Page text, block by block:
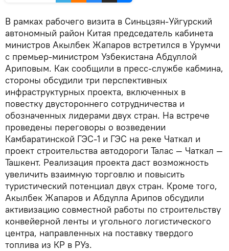
В рамках рабочего визита в Синьцзян-Уйгурский
автономный район Китая председатель кабинета
министров Акылбек Жапаров встретился в Урумчи
с премьер-министром Узбекистана Абдуллой
Ариповым. Как сообщили в пресс-службе кабмина,
стороны обсудили три перспективных
инфраструктурных проекта, включенных в
повестку двустороннего сотрудничества и
обозначенных лидерами двух стран. На встрече
проведены переговоры о возведении
Камбаратинской ГЭС-1 и ГЭС на реке Чаткал и
проект строительства автодороги Талас — Чаткал —
Ташкент. Реализация проекта даст возможность
увеличить взаимную торговлю и повысить
туристический потенциал двух стран. Кроме того,
Акылбек Жапаров и Абдулла Арипов обсудили
активизацию совместной работы по строительству
конвейерной ленты и угольного логистического
центра, направленных на поставку твердого
топлива из КР в РУз.